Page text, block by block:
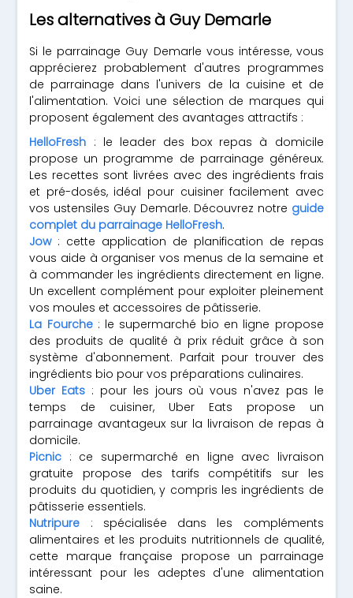
Les alternatives à Guy Demarle
Si le parrainage Guy Demarle vous intéresse, vous
apprécierez probablement d'autres programmes
de parrainage dans l'univers de la cuisine et de
l'alimentation. Voici une sélection de marques qui
proposent également des avantages attractifs :
HelloFresh : le leader des box repas à domicile
propose un programme de parrainage généreux.
Les recettes sont livrées avec des ingrédients frais
et pré-dosés, idéal pour cuisiner facilement avec
vos ustensiles Guy Demarle. Découvrez notre guide
complet du parrainage HelloFresh.
Jow: cette application de planification de repas
vous aide à organiser vos menus de la semaine et
à commander les ingrédients directement en ligne.
Un excellent complément pour exploiter pleinement
vos moules et accessoires de pâtisserie.
La Fourche: le supermarché bio en ligne propose
des produits de qualité à prix réduit grâce à son
système d'abonnement. Parfait pour trouver des
ingrédients bio pour vos préparations culinaires.
Uber Eats : pour les jours où vous n'avez pas le
temps de cuisiner, Uber Eats propose un
parrainage avantageux sur la livraison de repas à
domicile.
Picnic : ce supermarché en ligne avec livraison
gratuite propose des tarifs compétitifs sur les
produits du quotidien, y compris les ingrédients de
pâtisserie essentiels.
Nutripure : spécialisée dans les compléments
alimentaires et les produits nutritionnels de qualité,
cette marque française propose un parrainage
intéressant pour les adeptes d'une alimentation
saine.